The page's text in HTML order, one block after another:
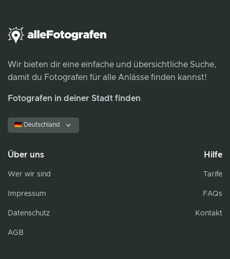
Wir bieten dir eine einfache und übersichtliche Suche,
damit du Fotografen für alle Anlässe finden kannst!
Fotografen in deiner Stadt finden
🇩🇪 Deutschland
Über uns
Wer wir sind
Impressum
Datenschutz
AGB
Hilfe
Tarife
FAQs
Kontakt